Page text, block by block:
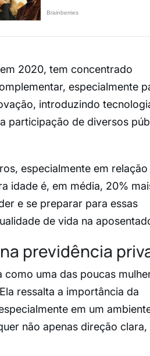
2020, tem concentrado
especialmente
introduzindo
participação de diversos
especialmente em relação
idade é, em média, 20%
e se preparar para essas
de vida na
previdência
como uma das poucas
ressalta a importância da
em um
não apenas direção clara,